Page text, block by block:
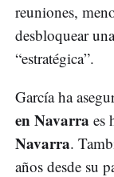
reuniones,
desbloquear
“estratégica”.
García ha
en Navarra es
Navarra.
años desde su